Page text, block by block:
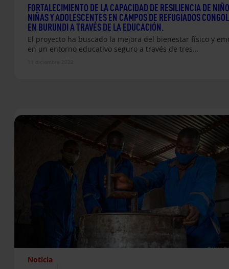
FORTALECIMIENTO DE LA CAPACIDAD DE RESILIENCIA DE
NIÑAS Y ADOLESCENTES EN CAMPOS DE REFUGIADOS
EN BURUNDI A TRAVÉS DE LA EDUCACIÓN.
El proyecto ha buscado la mejora del bienestar físico y
en un entorno educativo seguro a través de tres…
Noticia